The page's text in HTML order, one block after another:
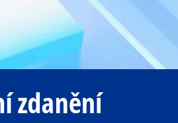
zdanění